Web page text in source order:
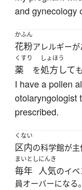
and gynecology
かふん
花粉アレルギーが
くすり
薬 を
しょほう
処方して
I have a pollen
otolaryngologist
prescribed.
くない
区内の科学館が主
まいとし
毎年
にんき
人気のイ
員オーバーになる。